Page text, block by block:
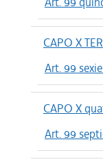
CAPO X TER
Art. 99
CAPO X
Art. 99